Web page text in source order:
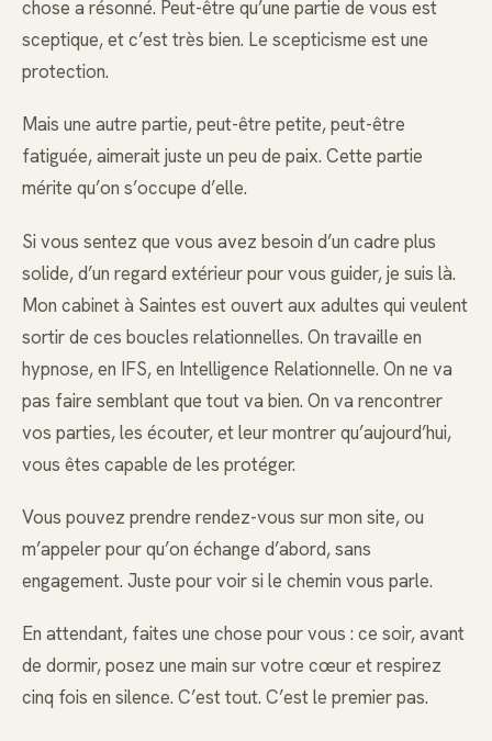
chose a résonné. Peut-être qu’une partie de vous est
sceptique, et c’est très bien. Le scepticisme est une
protection.
Mais une autre partie, peut-être petite, peut-être
fatiguée, aimerait juste un peu de paix. Cette partie
mérite qu’on s’occupe d’elle.
Si vous sentez que vous avez besoin d’un cadre plus
solide, d’un regard extérieur pour vous guider, je suis là.
Mon cabinet à Saintes est ouvert aux adultes qui veulent
sortir de ces boucles relationnelles. On travaille en
hypnose, en IFS, en Intelligence Relationnelle. On ne va
pas faire semblant que tout va bien. On va rencontrer
vos parties, les écouter, et leur montrer qu’aujourd’hui,
vous êtes capable de les protéger.
Vous pouvez prendre rendez-vous sur mon site, ou
m’appeler pour qu’on échange d’abord, sans
engagement. Juste pour voir si le chemin vous parle.
En attendant, faites une chose pour vous : ce soir, avant
de dormir, posez une main sur votre cœur et respirez
cinq fois en silence. C’est tout. C’est le premier pas.